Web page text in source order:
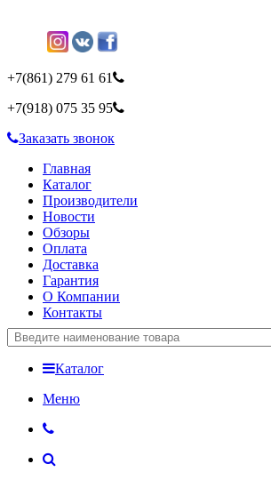
+7(861) 279 61 61
+7(918) 075 35 95
Заказать звонок
Главная
Каталог
Производители
Новости
Обзоры
Оплата
Доставка
Гарантия
О Компании
Контакты
Каталог
Меню